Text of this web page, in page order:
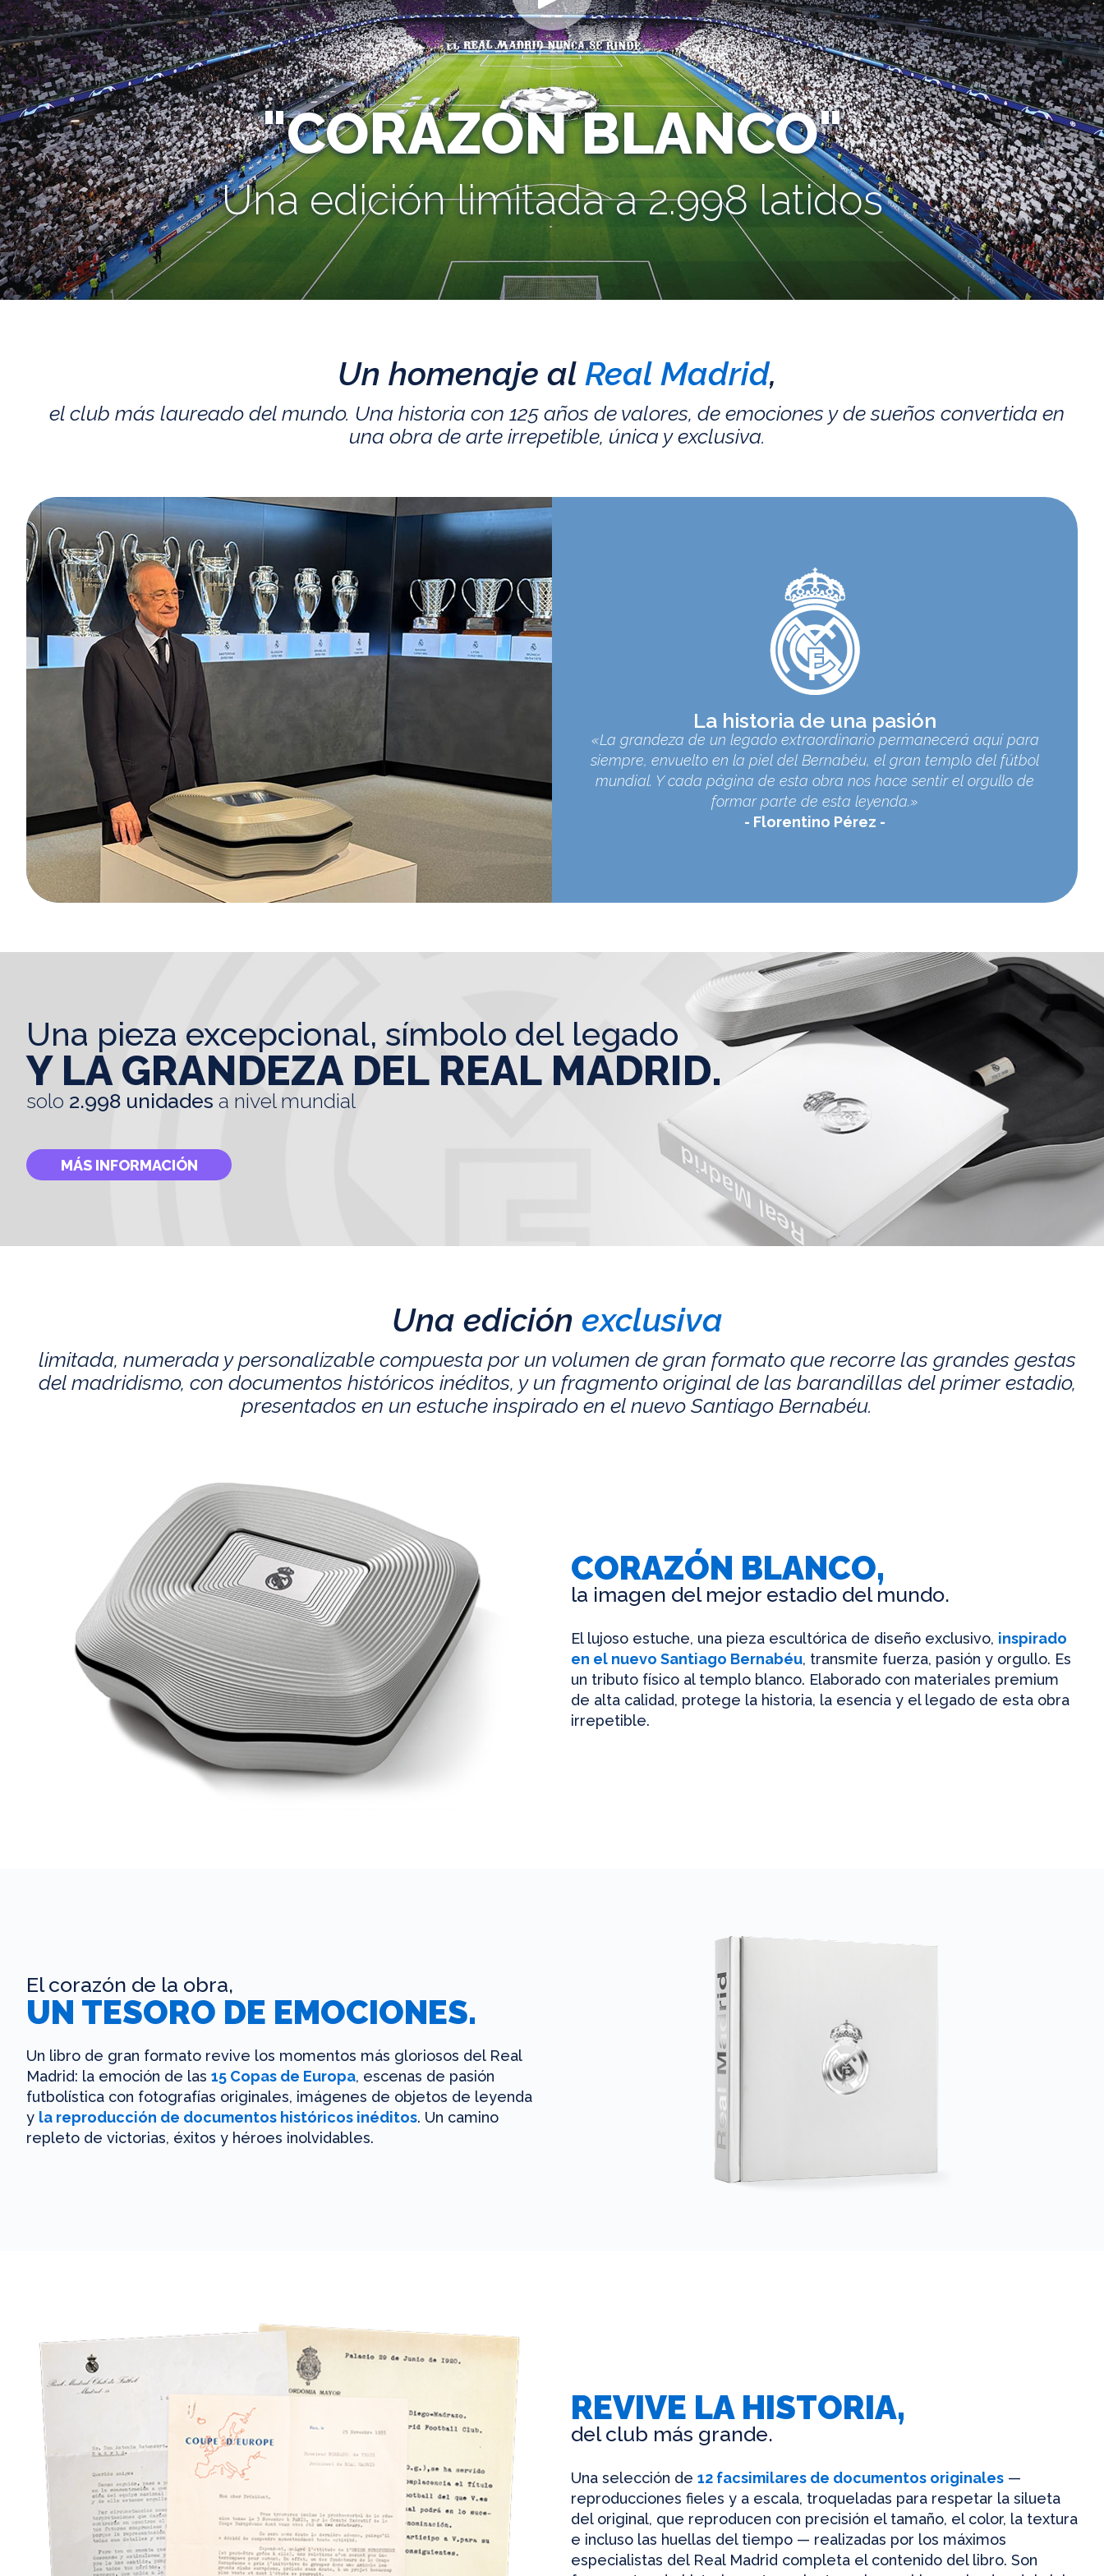
"CORAZÓN BLANCO"
Una edición limitada a 2.998 latidos
Un homenaje al Real Madrid,
el club más laureado del mundo. Una historia con 125 años de valores, de emociones y de sueños convertida en
una obra de arte irrepetible, única y exclusiva.
La historia de una pasión
«La grandeza de un legado extraordinario permanecerá aquí para
siempre, envuelto en la piel del Bernabéu, el gran templo del fútbol
mundial. Y cada página de esta obra nos hace sentir el orgullo de
formar parte de esta leyenda.»
Florentino Pérez
una pieza excepcional, símbolo del legado
Y LA GRANDEZA DEL REAL MADRID.
solo 2.998 unidades a nivel mundial
MÁS INFORMACIÓN
Una edición exclusiva
limitada, numerada y personalizable compuesta por un volumen de gran formato que recorre las grandes gestas
del madridismo, con documentos históricos inéditos, y un fragmento original de las barandillas del primer estadio,
presentados en un estuche inspirado en el nuevo Santiago Bernabéu.
CORAZÓN BLANCO,
la imagen del mejor estadio del mundo.
El lujoso estuche, una pieza escultórica de diseño exclusivo, inspirado
en el nuevo Santiago Bernabéu, transmite fuerza, pasión y orgullo. Es
un tributo físico al templo blanco. Elaborado con materiales premium
de alta calidad, protege la historia, la esencia y el legado de esta obra
irrepetible.
El corazón de la obra,
UN TESORO DE EMOCIONES.
Un libro de gran formato revive los momentos más gloriosos del Real
Madrid: la emoción de las 15 Copas de Europa, escenas de pasión
futbolística con fotografías originales, imágenes de objetos de leyenda
y la reproducción de documentos históricos inéditos. Un camino
repleto de victorias, éxitos y héroes inolvidables.
REVIVE LA HISTORIA,
del club más grande.
Una selección de 12 facsimilares de documentos originales —
reproducciones fieles y a escala, troqueladas para respetar la silueta
del original, que reproducen con precisión el tamaño, el color, la textura
e incluso las huellas del tiempo — realizadas por los máximos
especialistas del Real Madrid completa el contenido del libro. Son